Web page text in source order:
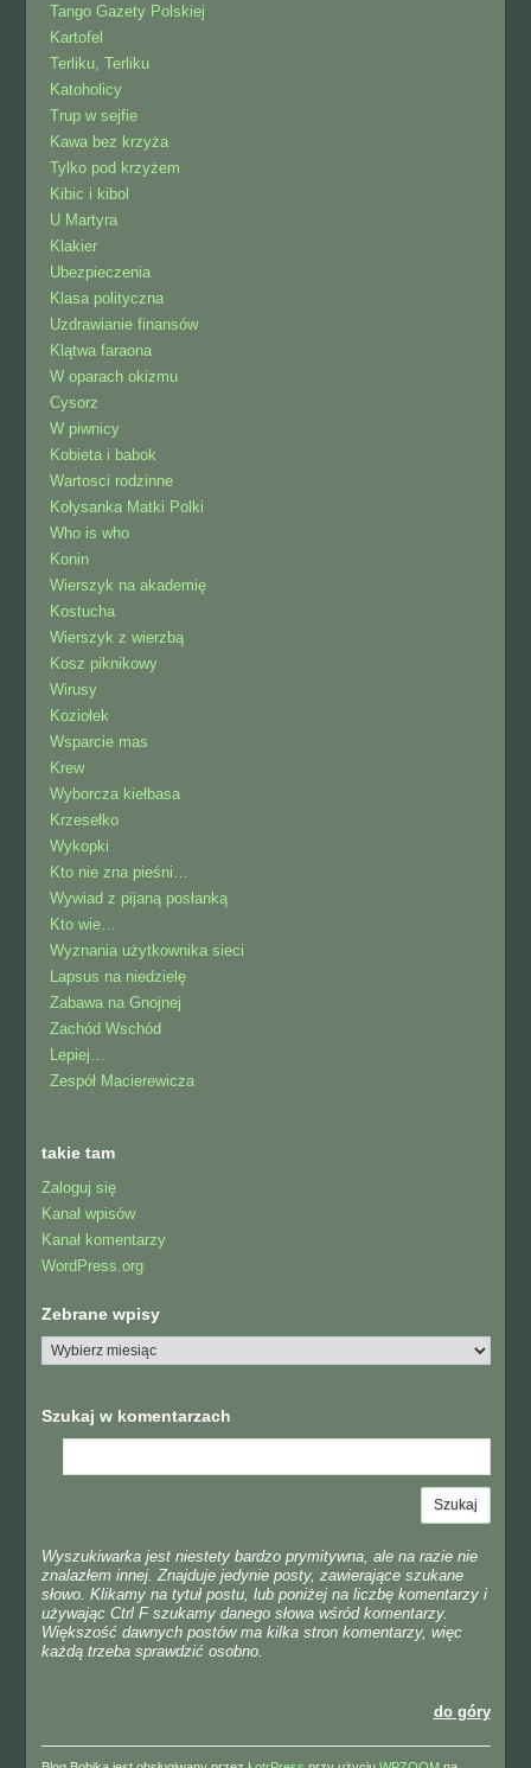
Tango Gazety Polskiej
Kartofel
Terliku, Terliku
Katoholicy
Trup w sejfie
Kawa bez krzyża
Tylko pod krzyżem
Kibic i kibol
U Martyra
Klakier
Ubezpieczenia
Klasa polityczna
Uzdrawianie finansów
Klątwa faraona
W oparach okizmu
Cysorz
W piwnicy
Kobieta i babok
Wartosci rodzinne
Kołysanka Matki Polki
Who is who
Konin
Wierszyk na akademię
Kostucha
Wierszyk z wierzbą
Kosz piknikowy
Wirusy
Koziołek
Wsparcie mas
Krew
Wyborcza kiełbasa
Krzesełko
Wykopki
Kto nie zna pieśni…
Wywiad z pijaną posłanką
Kto wie…
Wyznania użytkownika sieci
Lapsus na niedzielę
Zabawa na Gnojnej
Zachód Wschód
Lepiej…
Zespół Macierewicza
takie tam
Zaloguj się
Kanał wpisów
Kanał komentarzy
WordPress.org
Zebrane wpisy
Szukaj w komentarzach
Wyszukiwarka jest niestety bardzo prymitywna, ale na razie nie
znalazłem innej. Znajduje jedynie posty, zawierające szukane
słowo. Klikamy na tytuł postu, lub poniżej na liczbę komentarzy i
używając Ctrl F szukamy danego słowa wśród komentarzy.
Większość dawnych postów ma kilka stron komentarzy, więc
każdą trzeba sprawdzić osobno.
do góry